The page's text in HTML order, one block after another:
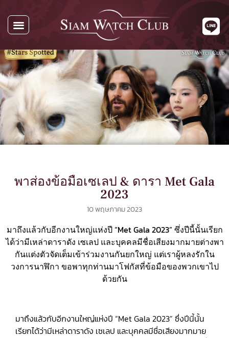
พาส่องข้อมือเซเลป & ดารา Met Gala
2023
10 พฤษภาคม 2023
มาถึงแล้วกับอีกงานใหญ่แห่งปี “Met Gala 2023” ซึ่งปีนี้นั้นเรียก
ได้ว่ามีเหล่าดาราดัง เซเลป และบุคคลมีชื่อเสียงมากมายต่างพา
กันแต่งตัวจัดเต็มเข้าร่วมงานกันยกใหญ่ แต่เราผู้หลงรักใน
วงการนาฬิกา ขอพาทุกท่านมาโฟกัสที่ข้อมือของพวกเขาไป
ด้วยกัน
มาถึงแล้วกับอีกงานใหญ่แห่งปี “Met Gala 2023” ซึ่งปีนี้นั้น
เรียกได้ว่ามีเหล่าดาราดัง เซเลป และบุคคลมีชื่อเสียงมากมาย